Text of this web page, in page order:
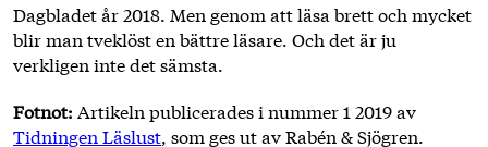
Dagbladet år 2018. Men genom att läsa brett och mycket
blir man tveklöst en bättre läsare. Och det är ju
verkligen inte det sämsta.
Fotnot: Artikeln publicerades i nummer 1 2019 av
Tidningen Läslust, som ges ut av Rabén & Sjögren.